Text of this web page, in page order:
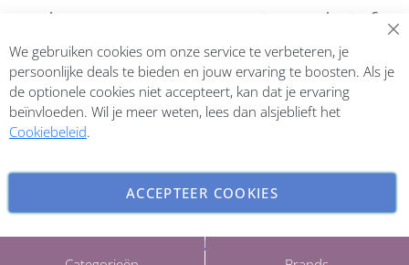
Abonneer op onze nieuwsbrief
Inschrijven
Copyright © 2026 ParfumCenter.nl. All rights reserved.
We gebruiken cookies om onze service te verbeteren, je
persoonlijke deals te bieden en jouw ervaring te boosten. Als je
de optionele cookies niet accepteert, kan dat je ervaring
beïnvloeden. Wil je meer weten, lees dan alsjeblieft het
Cookiebeleid.
ACCEPTEER COOKIES
INSTELLINGEN AANPASSEN